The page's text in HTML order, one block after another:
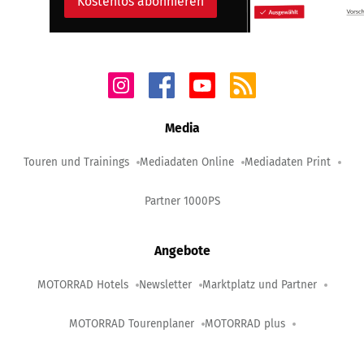
Media
Touren und Trainings Mediadaten Online Mediadaten Print
Partner 1000PS
Angebote
MOTORRAD Hotels Newsletter Marktplatz und Partner
MOTORRAD Tourenplaner MOTORRAD plus